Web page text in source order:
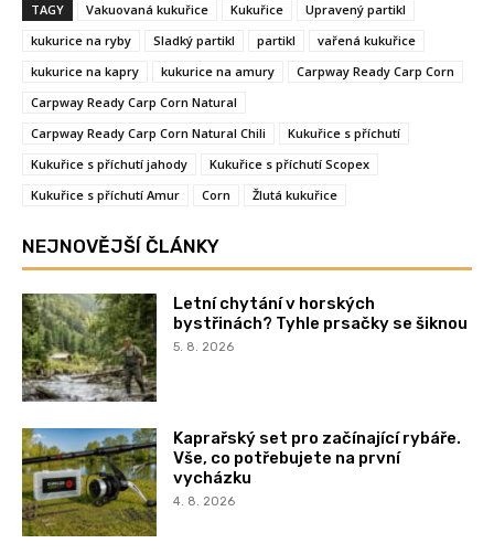
TAGY Vakuovaná kukuřice Kukuřice
Upravený partikl
kukurice na ryby
Sladký partikl partikl
vařená kukuřice
kukurice na kapry
kukurice na amury
Carpway Ready Carp Corn
Carpway Ready Carp Corn Natural
Carpway Ready Carp Corn Natural Chili
Kukuřice s příchutí
Kukuřice s příchutí jahody
Kukuřice s příchutí Scopex
Kukuřice s příchutí Amur
Corn Žlutá kukuřice
NEJNOVĚJŠÍ ČLÁNKY
Letní chytání v horských
bystřinách? Tyhle prsačky se šiknou
5. 8. 2026
Kaprařský set pro začínající rybáře.
Vše, co potřebujete na první
vycházku
4. 8. 2026